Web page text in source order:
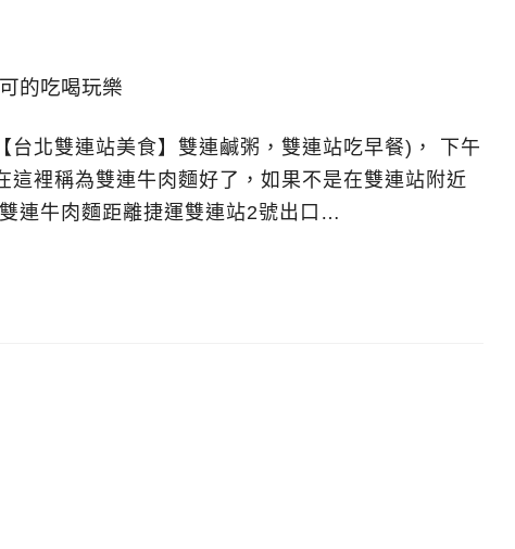
台北雙連站美食】雙連鹹粥，雙連站吃早餐)， 下午
這裡稱為雙連牛肉麵好了，如果不是在雙連站附近
連牛肉麵距離捷運雙連站2號出口…